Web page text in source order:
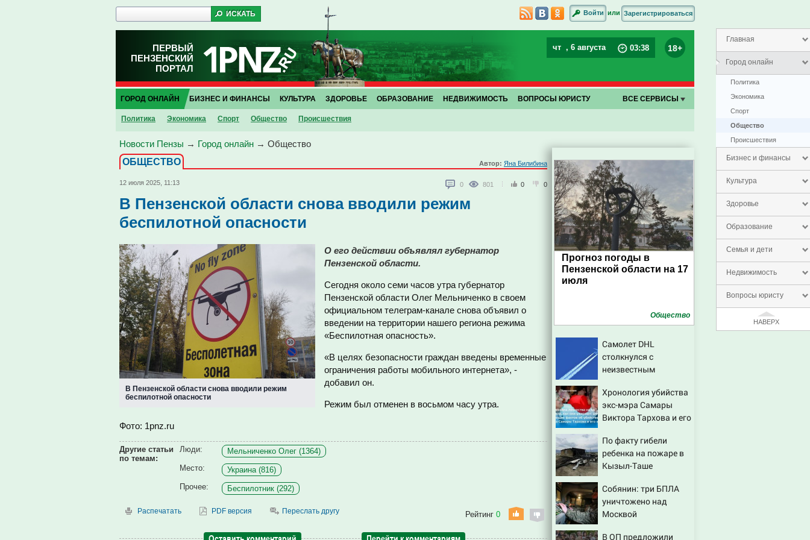
Главная
Город онлайн
Политика
Экономика
Спорт
Общество
Проиcшествия
Бизнес и финансы
Культура
Здоровье
Образование
Семья и дети
Недвижимость
Вопросы юристу
НАВЕРХ
Войти или Зарегистрироваться
ПЕРВЫЙ
ПЕНЗЕНСКИЙ
ПОРТАЛ
чт , 6 августа 03:38 18+
ГОРОД ОНЛАЙН
Политика Экономика Спорт Общество Проиcшествия
БИЗНЕС И ФИНАНСЫ КУЛЬТУРА ЗДОРОВЬЕ ОБРАЗОВАНИЕ НЕДВИЖИМОСТЬ ВОПРОСЫ ЮРИСТУ ВСЕ СЕРВИСЫ
Новости Пензы → Город онлайн → Общество
ОБЩЕСТВО
Автор: Яна Билибина
12 июля 2025, 11:13 0 801 0 0
В Пензенской области снова вводили режим
беспилотной опасности
В Пензенской области снова вводили режим
беспилотной опасности
О его действии объявлял губернатор
Пензенской области.
Сегодня около семи часов утра губернатор
Пензенской области Олег Мельниченко в своем
официальном телеграм-канале снова объявил о
введении на территории нашего региона режима
«Беспилотная опасность».
«В целях безопасности граждан введены временные
ограничения работы мобильного интернета», -
добавил он.
Режим был отменен в восьмом часу утра.
Фото: 1pnz.ru
Другие статьи
по темам:
Люди:
Мельниченко Олег (1364)
Место:
Украина (816)
Прочее:
Беспилотник (292)
Распечатать PDF версия Переслать другу Рейтинг 0
Прогноз погоды в
Пензенской области на 17
июля
Общество
Самолет DHL
столкнулся с
неизвестным
Лейпцигом - Новости
на Вести.ru
Хронология убийства
экс-мэра Самары
Виктора Тархова и его
шокирующих фактов,
новые подробности
По факту гибели
ребенка на пожаре в
Кызыл-Таше
уголовное дело
Собянин: три БПЛА
уничтожено над
Москвой
В ОП предложили